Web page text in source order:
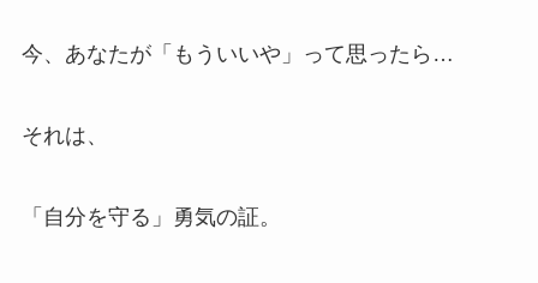
今、あなたが「もういいや」って思ったら…
それは、
「自分を守る」勇気の証。